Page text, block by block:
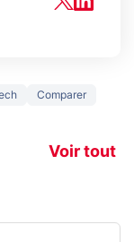
Comparer
Voir tout
Pixel 11 Pro